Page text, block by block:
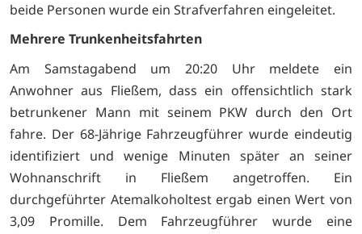
beide Personen wurde ein Strafverfahren eingeleitet.
Mehrere Trunkenheitsfahrten
Am Samstagabend um 20:20 Uhr meldete ein
Anwohner aus Fließem, dass ein offensichtlich stark
betrunkener Mann mit seinem PKW durch den Ort
fahre. Der 68-Jährige Fahrzeugführer wurde eindeutig
identifiziert und wenige Minuten später an seiner
Wohnanschrift in Fließem angetroffen. Ein
durchgeführter Atemalkoholtest ergab einen Wert von
3,09 Promille. Dem Fahrzeugführer wurde eine